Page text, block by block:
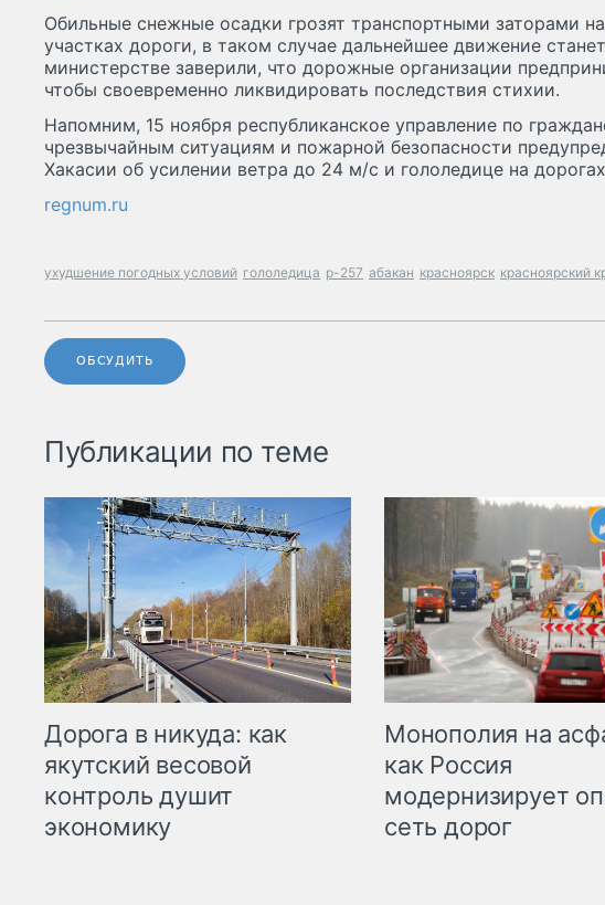
Обильные снежные осадки грозят транспортными заторами
участках дороги, в таком случае дальнейшее движение
министерстве заверили, что дорожные организации
чтобы своевременно ликвидировать последствия стихии.
Напомним, 15 ноября республиканское управление по
чрезвычайным ситуациям и пожарной безопасности
Хакасии об усилении ветра до 24 м/с и гололедице на
regnum.ru
ухудшение погодных условий гололедица р-257 абакан красноярск красноярский
ОБСУДИТЬ
Публикации по теме
Дорога в никуда: как
якутский весовой
контроль душит
экономику
Монополия на
как Россия
модернизирует
сеть дорог